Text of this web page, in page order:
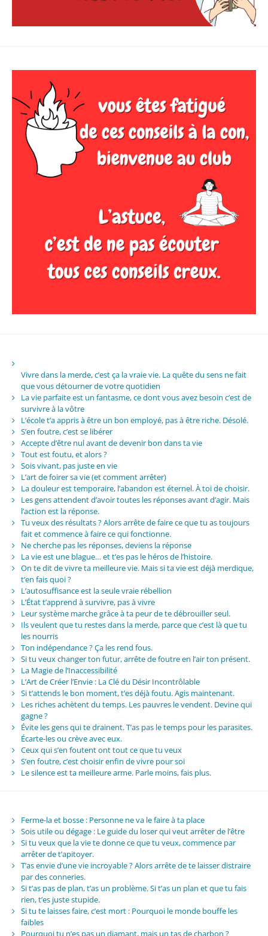
Vivre dans la merde, c’est ça la vraie vie. La quête du sens ne fait
que vous détourner de votre quotidien
La vie parfaite est un fantasme, ce dont vous avez besoin c’est de
survivre à la vôtre
L’école t’a appris à être un bon employé, pas à être riche. Désolé.
S’en foutre, c’est se libérer
Accepte d’être nul avant de devenir bon dans ta vie
Tout est foutu, et alors ?
Sois vivant, pas juste en vie
L’art de foirer sa vie (et comment arrêter)
La douleur est temporaire, l’abandon est éternel. À toi de choisir.
Les gens attendent d’avoir toutes les réponses avant d’agir. Mais
l’action est la réponse.
Tu veux des résultats ? Alors arrête de faire ce que tu as toujours
fait et commence à faire ce qui fonctionne.
Ne cherche pas les réponses, deviens la réponse
La vie est une blague… et t’es pas le héros de l’histoire.
On te dit de vivre ta meilleure vie. Mais si ta vie est déjà merdique,
t’en fais quoi ?
L’autosuffisance est la seule vraie rébellion
L’État t’apprend à survivre, pas à vivre
Leur système marche grâce à ta peur de te débrouiller seul.
Ils veulent que tu restes dans la merde, parce que c’est là que tu
les nourris
Ton indépendance ? Ça les rend fous.
Si tu veux changer ton futur, arrête de foutre en l’air ton présent.
La Magie de l’Inaccessibilité
L’Art de Créer l’Envie : La Clé du Désir Incontrôlable
Si t’attends le bon moment, t’es déjà foutu. Agis maintenant.
Les riches achètent du temps. Les pauvres le vendent. Devine qui
gagne ?
Évite les gens qui te drainent. T’as pas le temps pour les parasites.
Écarte-les ou crève avec eux.
Ceux qui s’en foutent ont tout ce que tu veux
S’en foutre, c’est choisir enfin de vivre pour soi
Le silence est ta meilleure arme. Parle moins, fais plus.
Ferme-la et bosse : Personne ne va le faire à ta place
Sois utile ou dégage : Le guide du loser qui veut arrêter de l’être
Si tu veux que la vie te donne ce que tu veux, commence par
arrêter de t’apitoyer.
T’as envie d’une vie incroyable ? Alors arrête de te laisser distraire
par des conneries.
Si t’as pas de plan, t’as un problème. Si t’as un plan et que tu fais
rien, t’es juste stupide.
Si tu te laisses faire, c’est mort : Pourquoi le monde bouffe les
faibles
Pourquoi tu n’es pas un diamant, mais un tas de charbon ?